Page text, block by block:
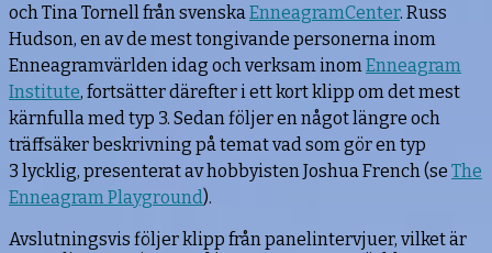
och TinaTornell från svenskaEnneagramCenter. Russ
Hudson, en av de mest tongivande personerna inom
Enneagramvärlden idag och verksam inomEnneagram
Institute, fortsätter därefter i ett kort klipp om det mest
kärnfulla med typ 3. Sedanföljer en något längre och
träffsäkerbeskrivning på temat vad som gör en typ
3 lycklig, presenterat av hobbyisten Joshua French (se The
Enneagram Playground).
Avslutningsvis följer klipp från panelintervjuer, vilket är